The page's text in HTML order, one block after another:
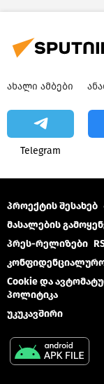
ᲐᲮᲐᲚᲘ ᲐᲛᲑᲔᲑᲘ
Telegram
პროექტის შესახებ
მასალების
პრეს-რელიზები
Cookie და
პოლიტიკა
უკუკავშირი